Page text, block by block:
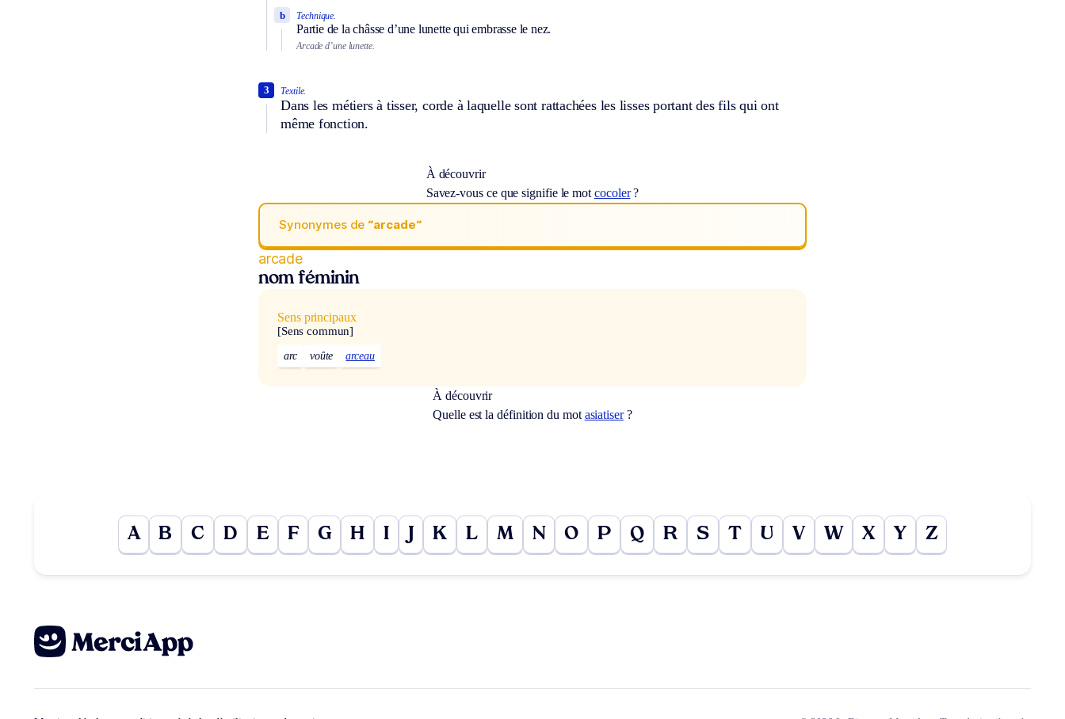
Technique.
Partie de la châsse d’une lunette qui embrasse le nez.
b
Arcade d’une lunette.
Textile.
Dans les métiers à tisser, corde à laquelle sont rattachées les lisses portant des fils qui ont
même fonction.
3
À découvrir
Savez-vous ce que signifie le mot cocoler?
Synonymes de “arcade“
arcade
nom féminin
Sens principaux
[Sens commun]
arc voûte arceau
À découvrir
Quelle est la définition du mot asiatiser?
A B C D E F G H I J K L M N O P Q R S T U V W X Y Z